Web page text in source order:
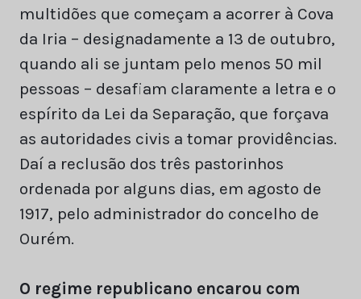
multidões que começam a acorrer à Cova
da Iria – designadamente a 13 de outubro,
quando ali se juntam pelo menos 50 mil
pessoas – desafiam claramente a letra e o
espírito da Lei da Separação, que forçava
as autoridades civis a tomar providências.
Daí a reclusão dos três pastorinhos
ordenada por alguns dias, em agosto de
1917, pelo administrador do concelho de
Ourém.
O regime republicano encarou com